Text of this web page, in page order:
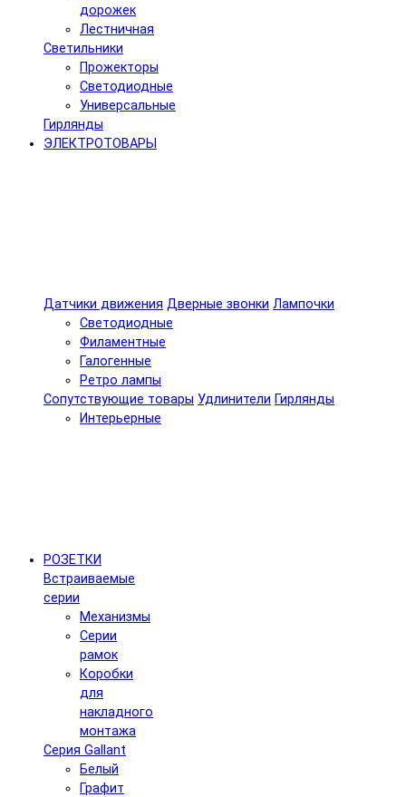
дорожек
Лестничная
Светильники
Прожекторы
Светодиодные
Универсальные
Гирлянды
ЭЛЕКТРОТОВАРЫ
Датчики движения Дверные звонки Лампочки
Светодиодные
Филаментные
Галогенные
Ретро лампы
Сопутствующие товары Удлинители Гирлянды
Интерьерные
РОЗЕТКИ
Встраиваемые
серии
Механизмы
Серии
рамок
Коробки
для
накладного
монтажа
Серия Gallant
Белый
Графит